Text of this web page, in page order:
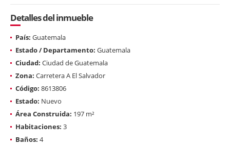
Detalles del inmueble
País: Guatemala
Estado / Departamento: Guatemala
Ciudad: Ciudad de Guatemala
Zona: Carretera A El Salvador
Código: 8613806
Estado: Nuevo
Área Construida: 197 m²
Habitaciones: 3
Baños: 4